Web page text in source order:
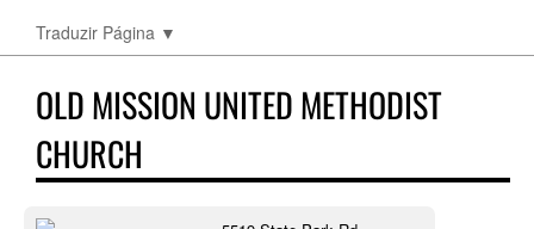
Traduzir Página ▼
OLD MISSION UNITED METHODIST
CHURCH